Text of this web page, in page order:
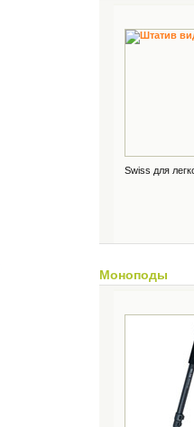
Swiss для
Моноподы